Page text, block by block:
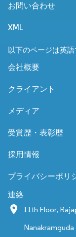
お問い合わせ
XML
以下のページは英
会社概要
クライアント
メディア
受賞歴・表彰歴
採用情報
プライバシーポリ
連絡
11th Floor,